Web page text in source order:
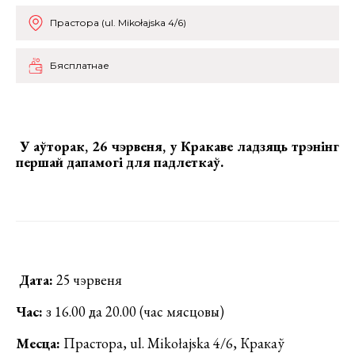
Прастора (ul. Mikołajska 4/6)
Бясплатнае
У аўторак, 26 чэрвеня, у Кракаве ладзяць трэнінг
першай дапамогі для падлеткаў.
Дата: 25 чэрвеня
Час: з 16.00 да 20.00 (час мясцовы)
Месца: Прастора, ul. Mikołajska 4/6, Кракаў